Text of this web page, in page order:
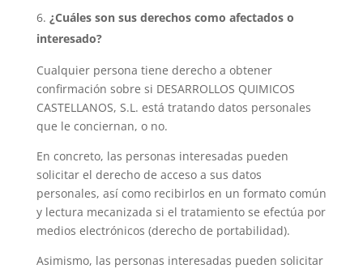
¿Cuáles son sus derechos como afectados o
interesado?
Cualquier persona tiene derecho a obtener
confirmación sobre si DESARROLLOS QUIMICOS
CASTELLANOS, S.L. está tratando datos personales
que le conciernan, o no.
En concreto, las personas interesadas pueden
solicitar el derecho de acceso a sus datos
personales, así como recibirlos en un formato común
y lectura mecanizada si el tratamiento se efectúa por
medios electrónicos (derecho de portabilidad).
Asimismo, las personas interesadas pueden solicitar